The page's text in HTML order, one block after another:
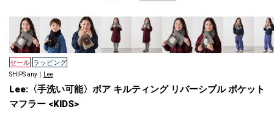
セール ラッピング
SHIPS any｜ Lee
Lee:〈手洗い可能〉ボア キルティング リバーシブル ポケット
マフラー <KIDS>